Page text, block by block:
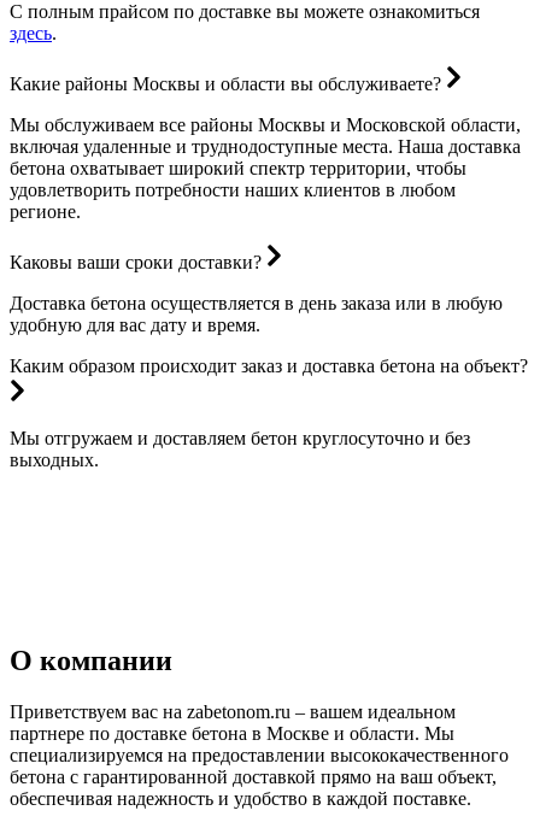
С полным прайсом по доставке вы можете ознакомиться
здесь.
Какие районы Москвы и области вы обслуживаете?
Мы обслуживаем все районы Москвы и Московской области,
включая удаленные и труднодоступные места. Наша доставка
бетона охватывает широкий спектр территории, чтобы
удовлетворить потребности наших клиентов в любом
регионе.
Каковы ваши сроки доставки?
Доставка бетона осуществляется в день заказа или в любую
удобную для вас дату и время.
Каким образом происходит заказ и доставка бетона на объект?
Мы отгружаем и доставляем бетон круглосуточно и без
выходных.
О компании
Приветствуем вас на zabetonom.ru – вашем идеальном
партнере по доставке бетона в Москве и области. Мы
специализируемся на предоставлении высококачественного
бетона с гарантированной доставкой прямо на ваш объект,
обеспечивая надежность и удобство в каждой поставке.